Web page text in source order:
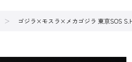
ゴジラ×モスラ×メカゴジラ 東京SOS